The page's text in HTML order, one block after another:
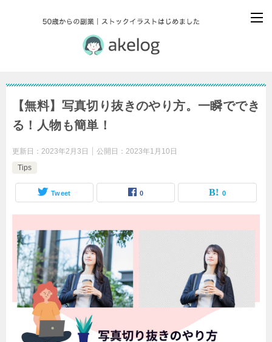
【無料】写真切り抜きのやり方。一瞬ででき
る！人物も簡単！
更新日： 2023年2月3日 公開日： 2023年1月10日
Tips
Tweet 0 0